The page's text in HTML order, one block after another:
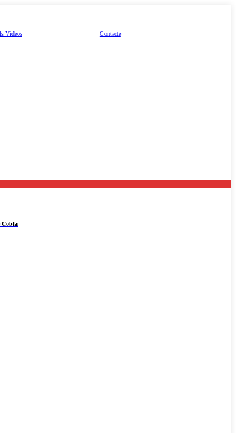
Vídeos Contacte
Cobla